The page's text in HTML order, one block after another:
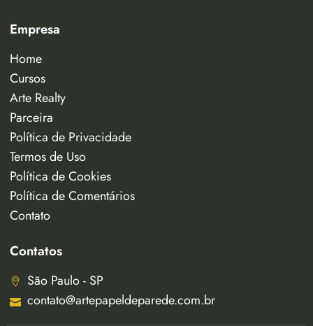
Empresa
Home
Cursos
Arte Realty
Parceira
Política de Privacidade
Termos de Uso
Política de Cookies
Política de Comentários
Contato
Contatos
São Paulo - SP
contato@artepapeldeparede.com.br